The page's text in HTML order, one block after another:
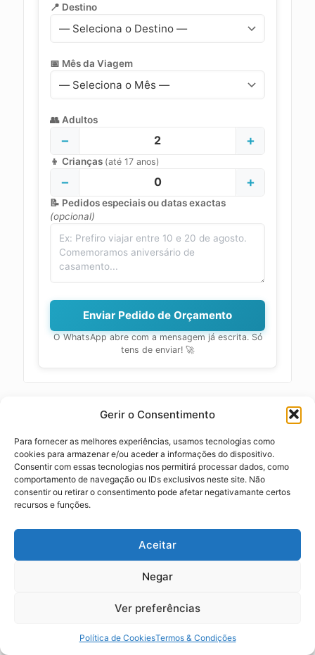
Gerir o Consentimento
Para fornecer as melhores experiências, usamos tecnologias como
cookies para armazenar e/ou aceder a informações do dispositivo.
Consentir com essas tecnologias nos permitirá processar dados, como
comportamento de navegação ou IDs exclusivos neste site. Não
consentir ou retirar o consentimento pode afetar negativamante certos
recursos e funções.
Aceitar
Negar
Ver preferências
Política de CookiesTermos & Condições
📍 Destino
📅 Mês da Viagem
👥 Adultos
− 2 +
👦 Crianças (até 17 anos)
− 0 +
📝 Pedidos especiais ou datas exactas
(opcional)
Enviar Pedido de Orçamento
O WhatsApp abre com a mensagem já escrita. Só
tens de enviar! 🚀
Tudo o que precisas de saber
É seguro viajar convosco?
Como funciona o vosso apoio em viagem?
O que acontece quando aterro num aeroporto
mudar os detalhes?
Como sei que a minha reserva online é